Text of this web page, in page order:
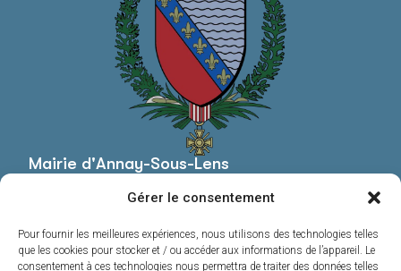
Gérer le consentement
Pour fournir les meilleures expériences, nous utilisons des technologies telles
que les cookies pour stocker et / ou accéder aux informations de l’appareil. Le
consentement à ces technologies nous permettra de traiter des données telles
Mairie d'Annay-Sous-Lens
Pl. Roger Salengro,
62880 Annay
03 21 13 44 20